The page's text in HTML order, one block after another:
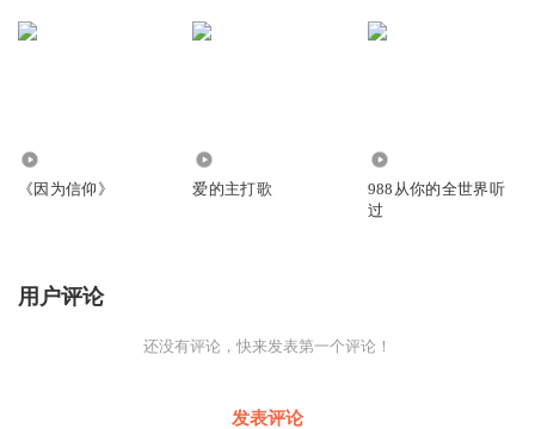
《因为信仰》 爱的主打歌
988从你的全世界听
过
用户评论
还没有评论，快来发表第一个评论！
发表评论